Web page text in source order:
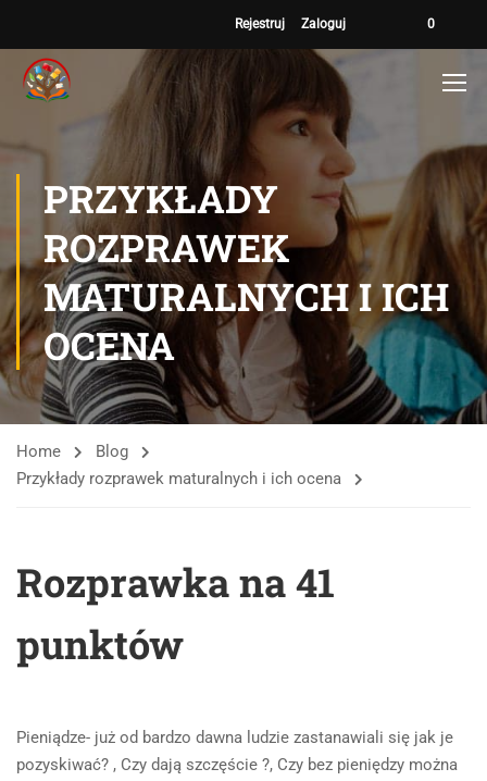
Rejestruj Zaloguj 0
PRZYKŁADY
ROZPRAWEK
MATURALNYCH I ICH
OCENA
Home
Blog
Przykłady rozprawek maturalnych i ich ocena
Rozprawka na 41
punktów
Pieniądze- już od bardzo dawna ludzie zastanawiali się jak je
pozyskiwać? , Czy dają szczęście ?, Czy bez pieniędzy można